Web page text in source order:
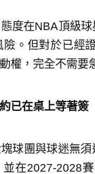
度在NBA頂級
。但對於已經
權，完全不需要
已在桌上等著簽
球團與球迷無
在2027-2028